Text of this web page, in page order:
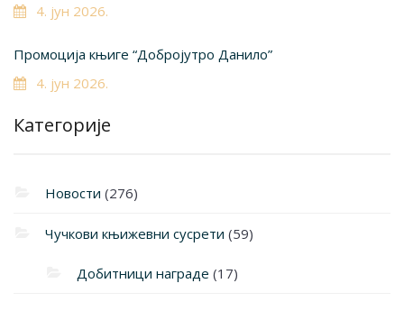
4. јун 2026.
Промоција књиге “Добројутро Данило”
4. јун 2026.
Категорије
Новости (276)
Чучкови књижевни сусрети (59)
Добитници награде (17)